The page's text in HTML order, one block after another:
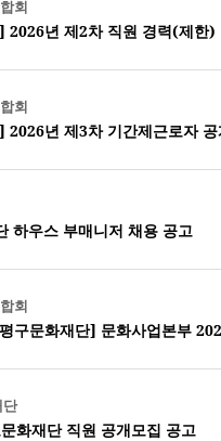
회
2026년 제2차 직원 경력(제한)
회
년 제3차 기간제근로자
하우스 부매니저 채용 공고
회
구문화재단] 문화사업본부
단
화재단 직원 공개모집 공고